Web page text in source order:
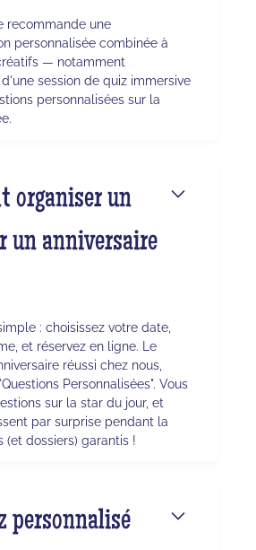
recommande une
personnalisée combinée à
— notamment
session de quiz immersive
personnalisées sur la
organiser un
un anniversaire
: choisissez votre date,
et réservez en ligne. Le
réussi chez nous,
Personnalisées". Vous
sur la star du jour, et
par surprise pendant la
(et dossiers) garantis !
personnalisé